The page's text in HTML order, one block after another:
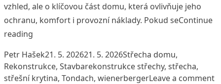
vzhled, ale o klíčovou část domu, která ovlivňuje jeho
ochranu, komfort i provozní náklady. Pokud seContinue
reading
Posted by
Petr Hašek21. 5. 202621. 5. 2026Posted in
Střecha domu,
Rekonstrukce, StavbaTags:
rekonstrukce střechy, střecha,
střešní krytina, Tondach, wienerbergerLeave a comment